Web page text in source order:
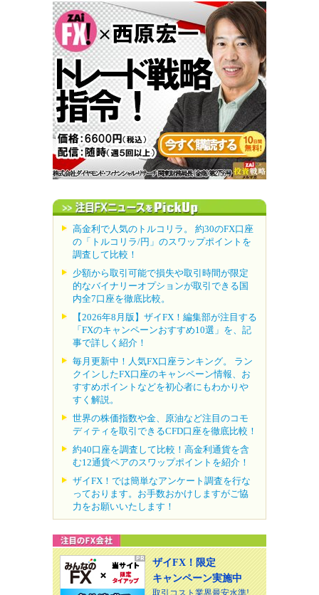
高金利で人気のトルコリラ。 約30のFX口座
の「トルコリラ/円」のスワップポイントを
調査して比較！
少額から取引可能で損失や取引時間が限定
的なバイナリーオプションが取引できる国
内全7口座を徹底比較。
【2026年8月版】ザイFX！編集部が注目する
「FXのキャンペーンおすすめ10選」を、記
事で詳しく紹介！
毎月更新中！人気FX口座ランキング。 ラン
クインしたFX口座のキャンペーン情報、お
すすめポイントなどを初心者にもわかりや
すく解説。
世界の株価指数や金、原油など注目のコモ
ディティを取引できるCFD口座を徹底比較！
約40口座を調査して比較！高金利通貨を含
む12通貨ペアのスワップポイントを紹介！
ザイFX！では簡単なアンケート調査を行な
っております。お手数おかけしますがご協
力をお願いいたします！
ザイFX！限定
キャンペーン実施中
取引コスト業界最安水準!